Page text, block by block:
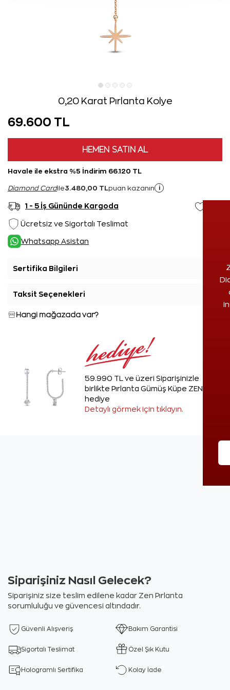
0,20 Karat Pırlanta Kolye
69.600 TL
HEMEN SATIN AL
Havale ile ekstra %5 İndirim 66.120 TL
Diamond Cardile3.480,00 TL puan kazanın i
1 - 5 İş Gününde Kargoda
Ücretsiz ve Sigortalı Teslimat
Whatsapp Asistan
Sertifika Bilgileri
Taksit Seçenekleri
Hangi mağazada var?
59.990 TL ve üzeri Siparişinizle
birlikte Pırlanta Gümüş Küpe ZEN'den
hediye
Detaylı görmek için tıklayın.
Siparişiniz Nasıl Gelecek?
Siparişiniz size teslim edilene kadar Zen Pırlanta
sorumluluğu ve güvencesi altındadır.
Güvenli Alışveriş Bakım Garantisi
Sigortalı Teslimat Özel Şık Kutu
Hologramlı Sertifika Kolay İade